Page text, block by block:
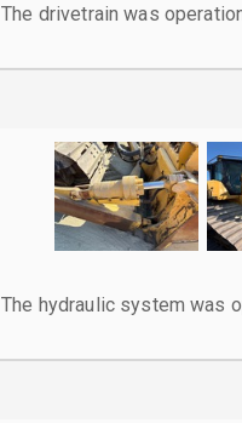
The drivetrain was
The hydraulic system was